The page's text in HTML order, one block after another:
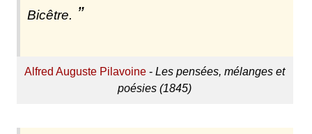
Bicêtre.
Alfred Auguste Pilavoine -Les pensées, mélanges et
poésies (1845)